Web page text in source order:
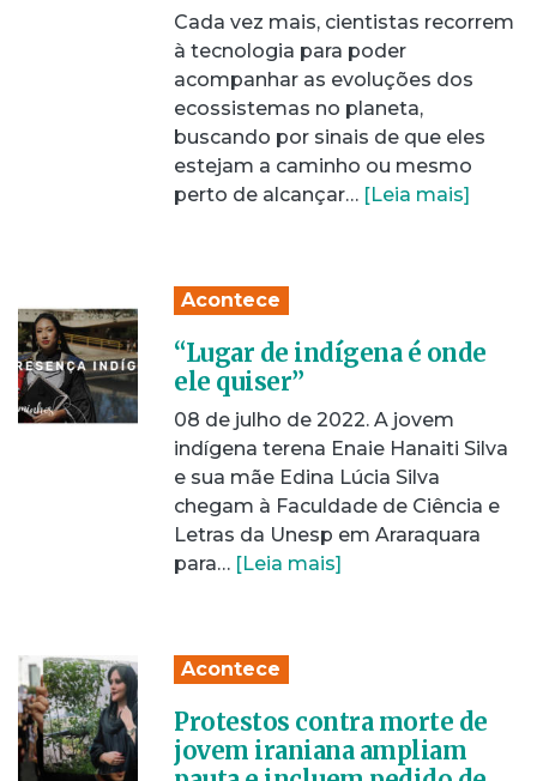
Cada vez mais, cientistas recorrem
à tecnologia para poder
acompanhar as evoluções dos
ecossistemas no planeta,
buscando por sinais de que eles
estejam a caminho ou mesmo
perto de alcançar… [Leia mais]
Acontece
“Lugar de indígena é onde
ele quiser”
08 de julho de 2022. A jovem
indígena terena Enaie Hanaiti Silva
e sua mãe Edina Lúcia Silva
chegam à Faculdade de Ciência e
Letras da Unesp em Araraquara
para… [Leia mais]
Acontece
Protestos contra morte de
jovem iraniana ampliam